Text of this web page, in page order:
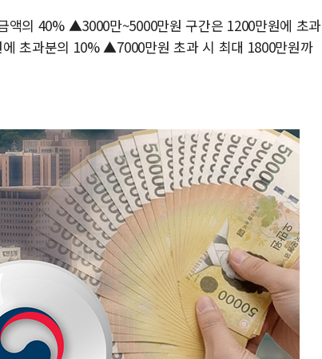
의 40% ▲3000만~5000만원 구간은 1200만원에 초과
초과분의 10% ▲7000만원 초과 시 최대 1800만원까